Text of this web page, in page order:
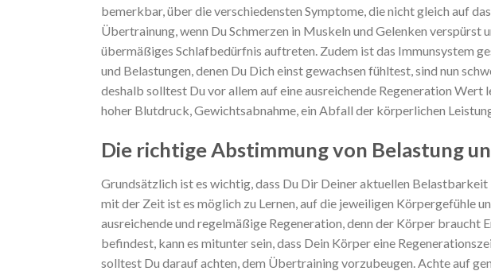
bemerkbar, über die verschiedensten Symptome, die nicht gleich auf
Übertrainung, wenn Du Schmerzen in Muskeln und Gelenken
übermäßiges Schlafbedürfnis auftreten. Zudem ist das Immunsystem
und Belastungen, denen Du Dich einst gewachsen fühltest, sind nun
deshalb solltest Du vor allem auf eine ausreichende Regeneration
hoher Blutdruck, Gewichtsabnahme, ein Abfall der körperlichen
Die richtige Abstimmung von Belastung
Grundsätzlich ist es wichtig, dass Du Dir Deiner aktuellen
mit der Zeit ist es möglich zu Lernen, auf die jeweiligen Körpergefühle
ausreichende und regelmäßige Regeneration, denn der Körper
befindest, kann es mitunter sein, dass Dein Körper eine
solltest Du darauf achten, dem Übertraining vorzubeugen. Achte auf